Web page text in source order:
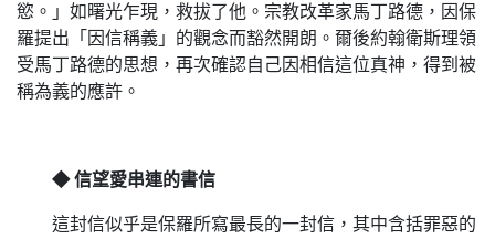
慾。」如曙光乍現，救拔了他。宗教改革家馬丁路德，因保
羅提出「因信稱義」的觀念而豁然開朗。爾後約翰衛斯理領
受馬丁路德的思想，再次確認自己因相信這位真神，得到被
稱為義的應許。
◆ 信望愛串連的書信
這封信似乎是保羅所寫最長的一封信，其中含括罪惡的